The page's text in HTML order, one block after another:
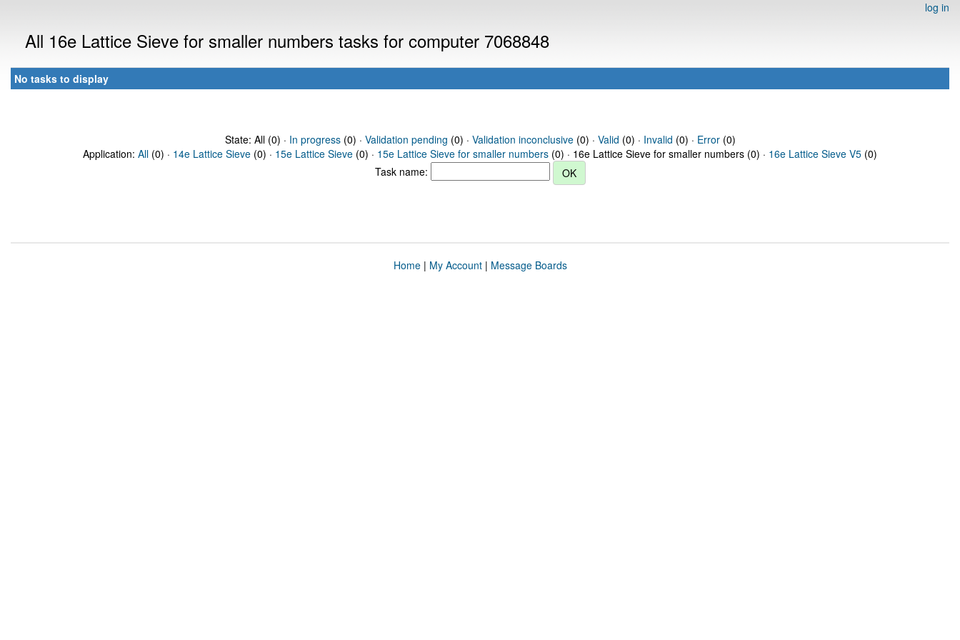
log in
All 16e Lattice Sieve for smaller numbers tasks for computer 7068848
No tasks to display
State: All (0) · In progress(0) · Validation pending (0) · Validation inconclusive(0) · Valid (0) · Invalid (0) · Error(0)
Application: All (0) · 14e Lattice Sieve (0) · 15e Lattice Sieve (0) · 15e Lattice Sieve for smaller numbers (0) · 16e Lattice Sieve for smaller numbers (0) · 16e Lattice Sieve V5 (0)
Task name:
Home| My Account| Message Boards